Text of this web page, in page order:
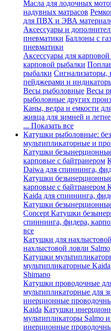
Масла для лодочных
надувных матрасов
для ПВХ и ЭВА
Аксессуары и
пневматики Баллоны с
пневматики
Аксессуары для
карповой рыбалки
рыбалки Сигнализаторы,
пейджерами и
Весы рыболовные Весы
рыболовные других
Каны, ведра и емкости
живца для зимней и
... Показать все
Катушки рыболовные:
мультипликаторные и
Катушки
карповые с байтранером
Daiwa для спиннинга,
Катушки
карповые с байтранером
Kaida для спиннинга,
Катушки
Concept Катушки
спиннинга, фидера,
все
Катушки для
нахлыстовой ловли Salmo
Катушки
мультипликаторные Kaida
Shimano
Катушки проводочные
мультипликаторные для
инерционные
Kaida Катушки
мультипликаторы Salmo
инерционные